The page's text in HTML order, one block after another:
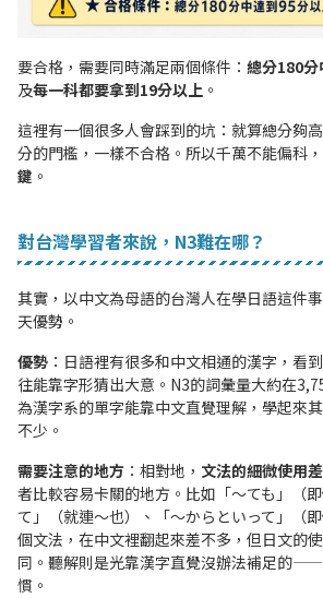
要合格，需要同時滿足兩個條件： 總分180
及每一科都要拿到19分以上 。
這裡有一個很多人會踩到的坑：就算總分夠
分的門檻，一樣不合格。所以千萬不能偏科，
鍵 。
對台灣學習者來說，N3難在哪？
其實，以中文為母語的台灣人在學日語這件
天優勢。
優勢 ：日語裡有很多和中文相通的漢字，看
往能靠字形猜出大意。N3的詞彙量大約在
為漢字系的單字能靠中文直覺理解，學起來
不少。
需要注意的地方 ：相對地， 文法的細微使用
者比較容易卡關的地方。比如「〜ても」（
て」（就連〜也）、「〜からといって」（
個文法，在中文裡翻起來差不多，但日文的
同。聽解則是光靠漢字直覺沒辦法補足的
慣。